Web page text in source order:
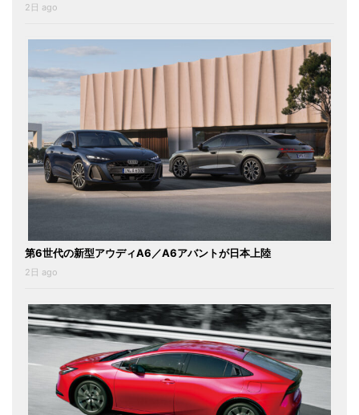
2日 ago
第6世代の新型アウディA6／A6アバントが日本上陸
2日 ago